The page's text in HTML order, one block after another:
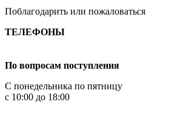
Поблагодарить или пожаловаться
ТЕЛЕФОНЫ
По вопросам поступления
С понедельника по пятницу
с 10:00 до 18:00